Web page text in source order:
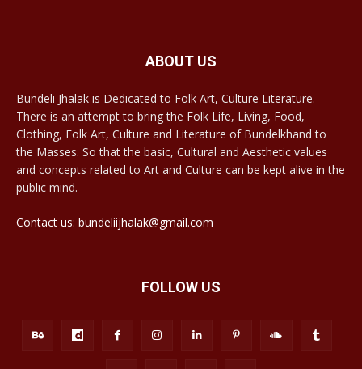
ABOUT US
Bundeli Jhalak is Dedicated to Folk Art, Culture Literature.
There is an attempt to bring the Folk Life, Living, Food,
Clothing, Folk Art, Culture and Literature of Bundelkhand to
the Masses. So that the basic, Cultural and Aesthetic values
and concepts related to Art and Culture can be kept alive in the
public mind.
Contact us: bundeliijhalak@gmail.com
FOLLOW US